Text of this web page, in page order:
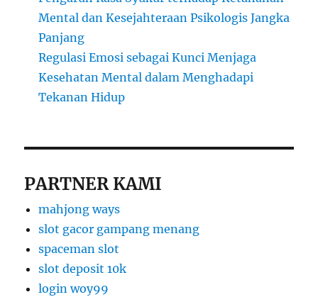
Mental dan Kesejahteraan Psikologis Jangka
Panjang
Regulasi Emosi sebagai Kunci Menjaga
Kesehatan Mental dalam Menghadapi
Tekanan Hidup
PARTNER KAMI
mahjong ways
slot gacor gampang menang
spaceman slot
slot deposit 10k
login woy99